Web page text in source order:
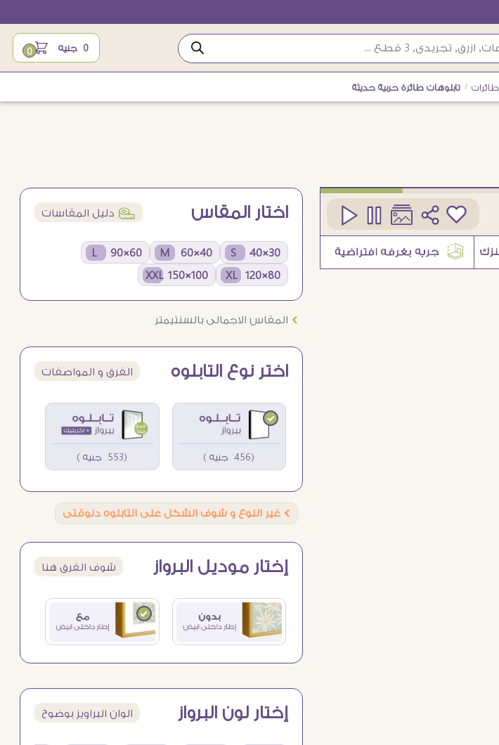
0 جنيه 0
طائرات / تابلوهات طائرة حربية حديثة
3 اختار المقاس í دليل المقاسات
30×40 S
40×60 M
60×90 L
80×120 XL
100×150 XXL
Ö المقاس الاجمالى بالسنتيمتر
اختر نوع التابلوه الفرق و المواصفات
(456 جنيه ) (553 جنيه )
Ö غير النوع و شوف الشكل على التابلوه دلوقتى
إختار موديل البرواز شوف الفرق هنا
إختار لون البرواز الوان البراويز بوضوح